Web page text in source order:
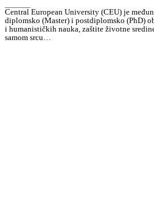
Central European University (CEU) je
diplomsko (Master) i postdiplomsko (PhD)
i humanističkih nauka, zaštite životne
samom srcu…